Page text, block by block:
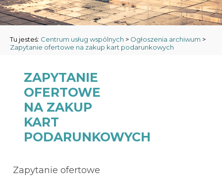
Tu jesteś: Centrum usług wspólnych > Ogłoszenia archiwum >
Zapytanie ofertowe na zakup kart podarunkowych
ZAPYTANIE
OFERTOWE
NA ZAKUP
KART
PODARUNKOWYCH
Zapytanie ofertowe